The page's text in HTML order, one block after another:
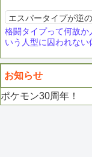
エスパータイプが逆
格闘タイプって何故か
いう人型に囚われな
お知らせ
ポケモン30周年！